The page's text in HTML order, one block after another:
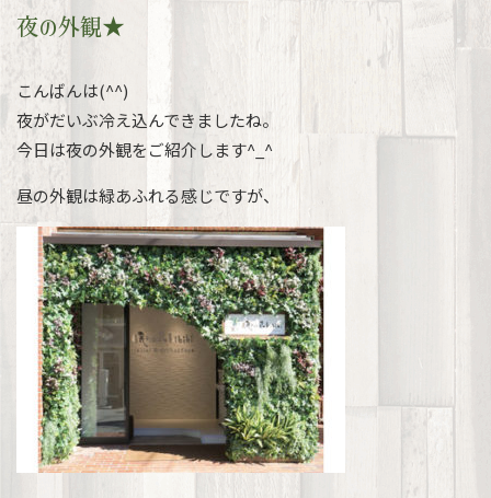
夜の外観★
こんばんは(^^)
夜がだいぶ冷え込んできましたね。
今日は夜の外観をご紹介します^_^
昼の外観は緑あふれる感じですが、